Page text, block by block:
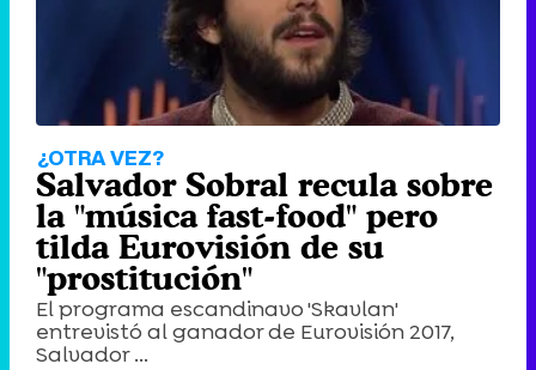
¿OTRA VEZ?
Salvador Sobral recula sobre
la "música fast-food" pero
tilda Eurovisión de su
"prostitución"
El programa escandinavo 'Skavlan'
entrevistó al ganador de Eurovisión 2017,
Salvador ...